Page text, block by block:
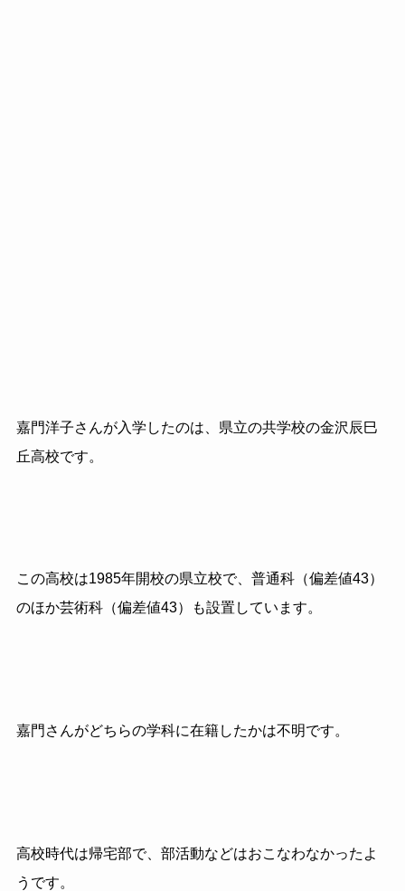
嘉門洋子さんが入学したのは、県立の共学校の金沢辰巳
丘高校です。
この高校は1985年開校の県立校で、普通科（偏差値43）
のほか芸術科（偏差値43）も設置しています。
嘉門さんがどちらの学科に在籍したかは不明です。
高校時代は帰宅部で、部活動などはおこなわなかったよ
うです。